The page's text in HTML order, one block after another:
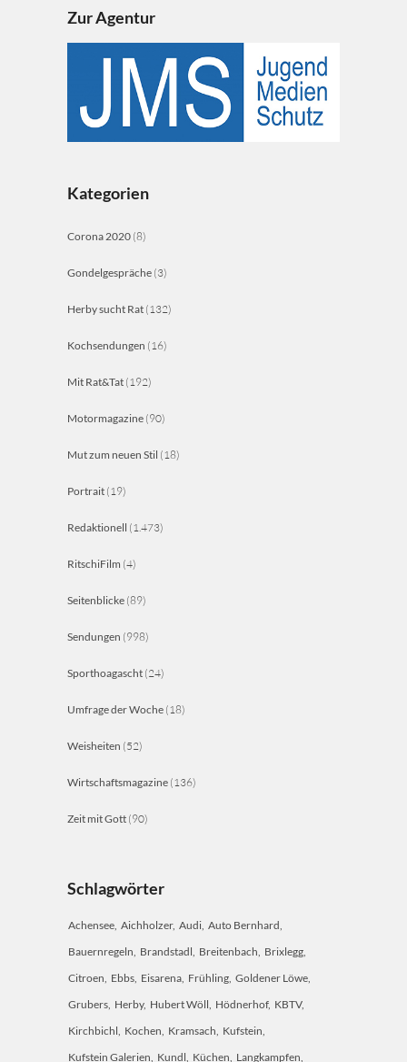
Zur Agentur
Kategorien
Corona 2020 (8)
Gondelgespräche (3)
Herby sucht Rat (132)
Kochsendungen (16)
Mit Rat&Tat (192)
Motormagazine (90)
Mut zum neuen Stil (18)
Portrait (19)
Redaktionell (1.473)
RitschiFilm (4)
Seitenblicke (89)
Sendungen (998)
Sporthoagascht (24)
Umfrage der Woche (18)
Weisheiten (52)
Wirtschaftsmagazine (136)
Zeit mit Gott (90)
Schlagwörter
Achensee Aichholzer Audi Auto Bernhard
Bauernregeln Brandstadl Breitenbach Brixlegg
Citroen Ebbs Eisarena Frühling Goldener Löwe
Grubers Herby Hubert Wöll Hödnerhof KBTV
Kirchbichl Kochen Kramsach Kufstein
Kufstein Galerien Kundl Küchen Langkampfen